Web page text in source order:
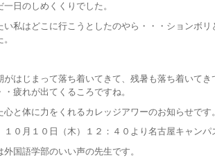
一日のしめくくりでした。
い私はどこに行こうとしたのやら・・・ションボ
がはじまって落ち着いてきて、残暑も落ち着いて
・疲れが出てくるころですね。
心と体に力をくれるカレッジアワーのお知らせです
１０月１０日（木）１２：４０より名古屋キャン
外国語学部のいい声の先生です。